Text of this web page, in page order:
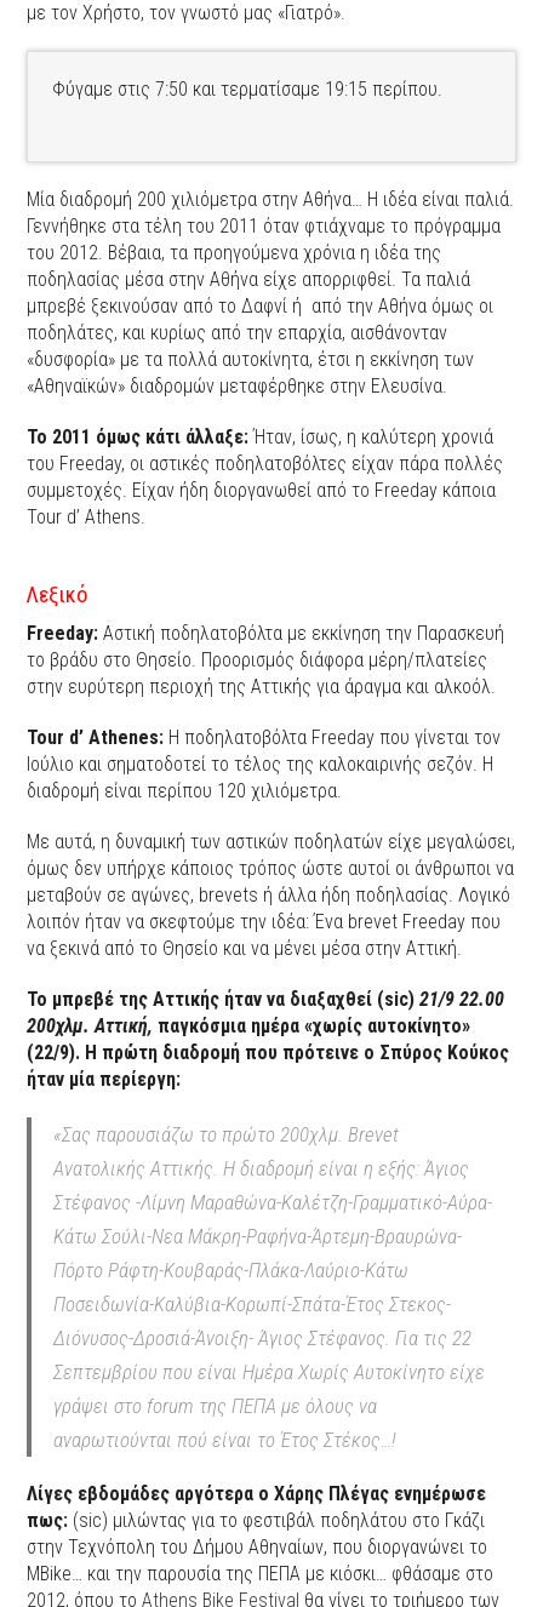
με τον Χρήστο, τον γνωστό μας «Γιατρό».
Φύγαμε στις 7:50 και τερματίσαμε 19:15 περίπου.
Μία διαδρομή 200 χιλιόμετρα στην Αθήνα… Η ιδέα είναι παλιά.
Γεννήθηκε στα τέλη του 2011 όταν φτιάχναμε το πρόγραμμα
του 2012. Βέβαια, τα προηγούμενα χρόνια η ιδέα της
ποδηλασίας μέσα στην Αθήνα είχε απορριφθεί. Τα παλιά
μπρεβέ ξεκινούσαν από το Δαφνί ή από την Αθήνα όμως οι
ποδηλάτες, και κυρίως από την επαρχία, αισθάνονταν
«δυσφορία» με τα πολλά αυτοκίνητα, έτσι η εκκίνηση των
«Αθηναϊκών» διαδρομών μεταφέρθηκε στην Ελευσίνα.
Το 2011 όμως κάτι άλλαξε:Ήταν, ίσως, η καλύτερη χρονιά
του Freeday, οι αστικές ποδηλατοβόλτες είχαν πάρα πολλές
συμμετοχές. Είχαν ήδη διοργανωθεί από το Freeday κάποια
Tour d’ Athens.
Λεξικό
Freeday: Αστική ποδηλατοβόλτα με εκκίνηση την Παρασκευή
το βράδυ στο Θησείο. Προορισμός διάφορα μέρη/πλατείες
στην ευρύτερη περιοχή της Αττικής για άραγμα και αλκοόλ.
Tour d’ Athenes: Η ποδηλατοβόλτα Freeday που γίνεται τον
Ιούλιο και σηματοδοτεί το τέλος της καλοκαιρινής σεζόν. Η
διαδρομή είναι περίπου 120 χιλιόμετρα.
Με αυτά, η δυναμική των αστικών ποδηλατών είχε μεγαλώσει,
όμως δεν υπήρχε κάποιος τρόπος ώστε αυτοί οι άνθρωποι να
μεταβούν σε αγώνες, brevets ή άλλα ήδη ποδηλασίας. Λογικό
λοιπόν ήταν να σκεφτούμε την ιδέα: Ένα brevet Freeday που
να ξεκινά από το Θησείο και να μένει μέσα στην Αττική.
Το μπρεβέ της Αττικής ήταν να διαξαχθεί (sic)21/9 22.00
200χλμ. Αττική,παγκόσμια ημέρα «χωρίς αυτοκίνητο»
(22/9). Η πρώτη διαδρομή που πρότεινε ο Σπύρος Κούκος
ήταν μία περίεργη:
«Σας παρουσιάζω το πρώτο 200χλμ. Brevet
Ανατολικής Αττικής. Η διαδρομή είναι η εξής: Άγιος
Στέφανος -Λίμνη Μαραθώνα-Καλέτζη-Γραμματικό-Αύρα-
Κάτω Σούλι-Νεα Μάκρη-Ραφήνα-Άρτεμη-Βραυρώνα-
Πόρτο Ράφτη-Κουβαράς-Πλάκα-Λαύριο-Κάτω
Ποσειδωνία-Καλύβια-Κορωπί-Σπάτα-Έτος Στεκος-
Διόνυσος-Δροσιά-Άνοιξη- Άγιος Στέφανος. Για τις 22
Σεπτεμβρίου που είναι Ημέρα Χωρίς Αυτοκίνητο είχε
γράψει στο forum της ΠΕΠΑ με όλους να
αναρωτιούνται πού είναι το Έτος Στέκος…!
Λίγες εβδομάδες αργότερα ο Χάρης Πλέγας ενημέρωσε
πως: (sic) μιλώντας για το φεστιβάλ ποδηλάτου στο Γκάζι
στην Τεχνόπολη του Δήμου Αθηναίων, που διοργανώνει το
MΒike… και την παρουσία της ΠΕΠΑ με κιόσκι… φθάσαμε στο
2012, όπου τοAthens Bike Festival θα γίνει το τριήμερο των